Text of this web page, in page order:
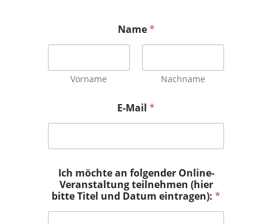
Name*
Vorname Nachname
E-Mail *
Ich möchte an folgender Online-
Veranstaltung teilnehmen (hier
bitte Titel und Datum eintragen): *